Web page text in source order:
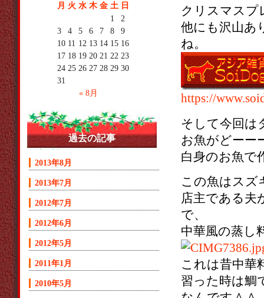
クリスマスプ
他にも沢山あ
ね。
https://
そして今回は
お魚がどーー
白身のお魚で
この魚はスズ
店主である夫
で、
中華風の蒸し
これは昔中華
習った時は鯛
月 火 水 木 金 土 日
1
2
3
4 5 6 7 8
9
10 11 12 13 14 15 16
17 18 19 20 21 22 23
24 25 26 27 28 29 30
31
« 8月
過去の記事
2013年8月
2013年7月
2012年7月
2012年6月
2012年5月
2011年1月
2010年5月